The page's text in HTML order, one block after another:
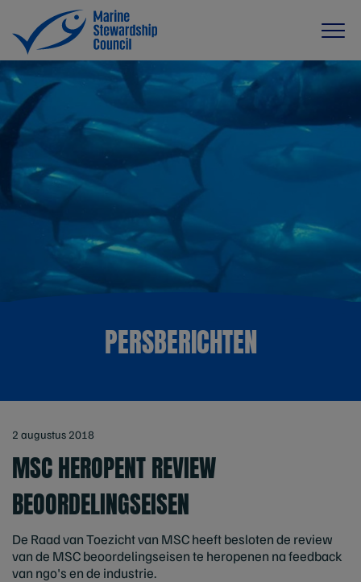
PERSBERICHTEN
2 augustus 2018
MSC HEROPENT REVIEW
BEOORDELINGSEISEN
De Raad van Toezicht van MSC heeft besloten de review
van de MSC beoordelingseisen te heropenen na feedback
van ngo's en de industrie.